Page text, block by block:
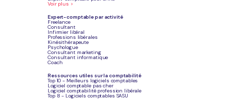
Voir plus >
Expert-comptable par activité
Freelance
Consultant
Infirmier libéral
Professions libérales
Kinésithérapeute
Psychologue
Consultant marketing
Consultant informatique
Coach
Ressources utiles sur la comptabilité
Top 10 - Meilleurs logiciels comptables
Logiciel comptable pas cher
Logiciel comptabilité profession libérale
Top 8 - Logiciels comptables SASU